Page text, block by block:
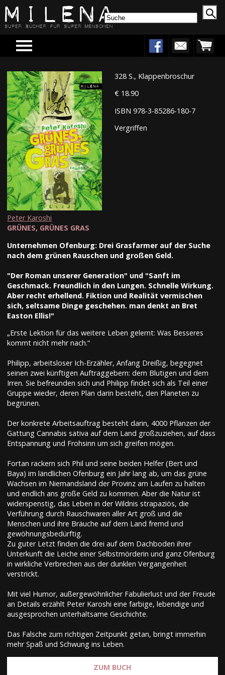
Menu
328 S., Klappenbroschur
€ 18.90
ISBN 978-3-85286-180-7
Vergriffen
Peter Karoshi
GRÜNES, GRÜNES GRAS
Unternehmen Ofenburg: Drei Grasfarmer auf der Suche
nach dem grünen Rauschen und großen Geld.
"Der Roman unserer Generation" und "Sanft im
Geschmack. Freundlich in den Lungen. Schnelle Wirkung.
Aber recht erhellend. Fiktion und Realität vermischen
sich, seltsame Dinge geschehen. man denkt an Bret
Easton Ellis!"
„Erste Lektion für das weitere Leben gelernt: Was Besseres
kommt nicht mehr nach.“
Philipp, arbeitsloser Ich-Erzähler, Anfang Dreißig, begegnet
seinen zwei künftigen Auftraggebern: dem Blutigen und dem
Irren. Sie befreunden sich und Philipp findet sich als Teil einer
Gruppe wieder, deren Plan darin besteht, den Planeten zu
begrünen.
Der konkrete Arbeitsauftrag besteht darin, 4000 Pflanzen der
Gattung Cannabis sativa auf dem Land großzuziehen, auf dass
Entspannung und Frohsinn um sich greifen mögen.
Fortan rackern sich Phil und seine beiden Helfer (Bert und
Baya) im ländlichen Ofenburg ein Jahr lang ab, um das grüne
Wachsen im Niemandsland der Provinz am Laufen zu halten
und endlich ans große Geld zu kommen. Aber die Natur ist
widerspenstig, das Leben in der Wildnis strapaziös, die
Verführung durch Rauschwaren aller Art groß und die
Menschen und ihre Bräuche auf dem Land fremd und
gewöhnungsbedürftig.
Zu guter Letzt finden die drei auf dem Dachboden ihrer
Unterkunft die Leiche einer Selbstmörderin und ganz Ofenburg
in wirkliche Verbrechen aus der dunklen Vergangenheit
verstrickt.
Mit viel Humor, außergewöhnlicher Fabulierlust und der Freude
an Details erzählt Peter Karoshi eine farbige, lebendige und
ausgesprochen unterhaltsame Geschichte.
Das Falsche zum richtigen Zeitpunkt getan, bringt immerhin
mehr Spaß und Schwung ins Leben.
ZUM BUCH